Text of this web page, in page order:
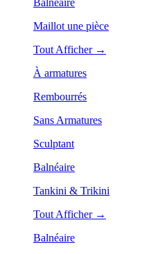
Maillot une pièce
Tout Afficher →
À armatures
Rembourrés
Sans Armatures
Sculptant
Balnéaire
Tankini & Trikini
Tout Afficher →
Balnéaire